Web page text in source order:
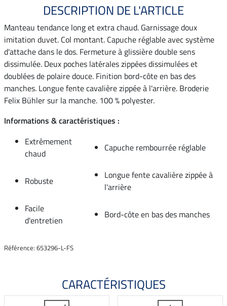
DESCRIPTION DE L'ARTICLE
Manteau tendance long et extra chaud. Garnissage doux
imitation duvet. Col montant. Capuche réglable avec système
d'attache dans le dos. Fermeture à glissière double sens
dissimulée. Deux poches latérales zippées dissimulées et
doublées de polaire douce. Finition bord-côte en bas des
manches. Longue fente cavalière zippée à l'arrière. Broderie
Felix Bühler sur la manche. 100 % polyester.
Informations & caractéristiques :
Extrêmement
chaud
Capuche rembourrée réglable
Robuste
Longue fente cavalière zippée à
l'arrière
Facile
d'entretien
Bord-côte en bas des manches
Référence: 653296-L-FS
CARACTÉRISTIQUES